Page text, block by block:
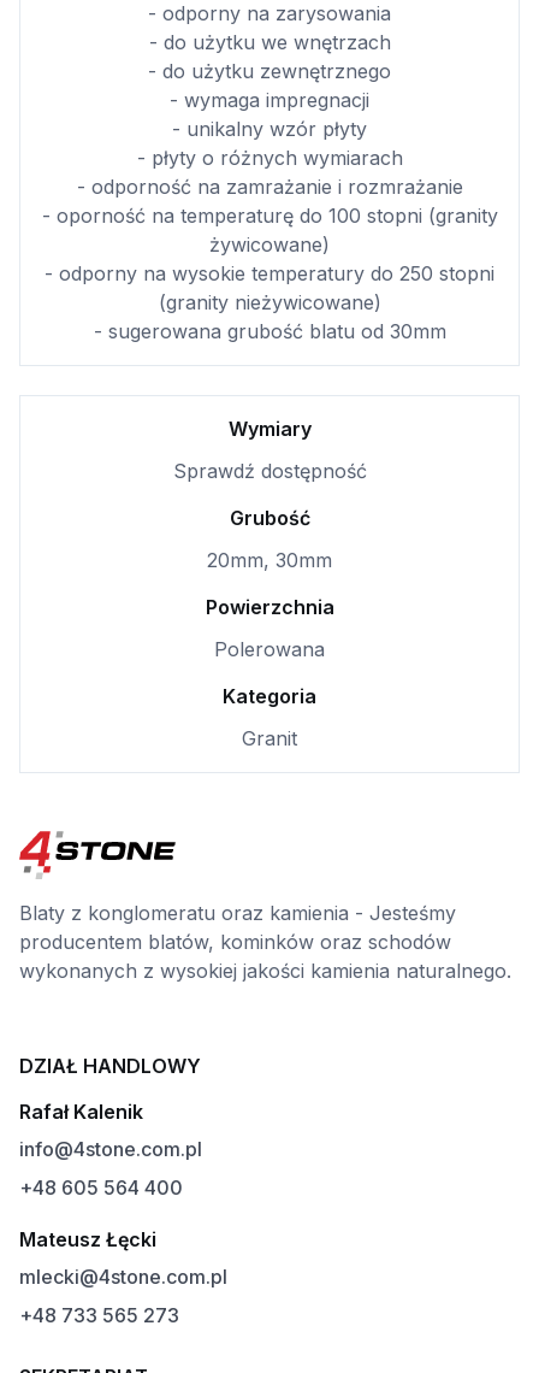
- odporny na zarysowania
- do użytku we wnętrzach
- do użytku zewnętrznego
- wymaga impregnacji
- unikalny wzór płyty
- płyty o różnych wymiarach
- odporność na zamrażanie i rozmrażanie
- oporność na temperaturę do 100 stopni (granity
żywicowane)
- odporny na wysokie temperatury do 250 stopni
(granity nieżywicowane)
- sugerowana grubość blatu od 30mm
Wymiary
Sprawdź dostępność
Grubość
20mm, 30mm
Powierzchnia
Polerowana
Kategoria
Granit
Blaty z konglomeratu oraz kamienia - Jesteśmy
producentem blatów, kominków oraz schodów
wykonanych z wysokiej jakości kamienia naturalnego.
DZIAŁ HANDLOWY
Rafał Kalenik
info@4stone.com.pl
+48 605 564 400
Mateusz Łęcki
mlecki@4stone.com.pl
+48 733 565 273